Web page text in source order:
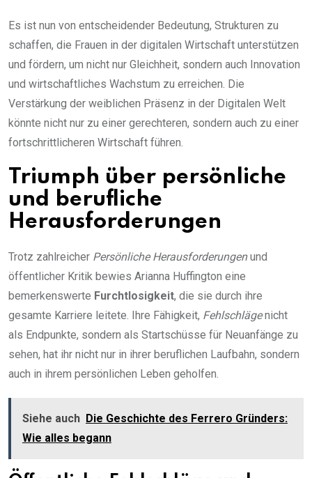
Es ist nun von entscheidender Bedeutung, Strukturen zu
schaffen, die Frauen in der digitalen Wirtschaft unterstützen
und fördern, um nicht nur Gleichheit, sondern auch Innovation
und wirtschaftliches Wachstum zu erreichen. Die
Verstärkung der weiblichen Präsenz in der Digitalen Welt
könnte nicht nur zu einer gerechteren, sondern auch zu einer
fortschrittlicheren Wirtschaft führen.
Triumph über persönliche
und berufliche
Herausforderungen
Trotz zahlreicher Persönliche Herausforderungenund
öffentlicher Kritik bewies Arianna Huffington eine
bemerkenswerte Furchtlosigkeit, die sie durch ihre
gesamte Karriere leitete. Ihre Fähigkeit, Fehlschlägenicht
als Endpunkte, sondern als Startschüsse für Neuanfänge zu
sehen, hat ihr nicht nur in ihrer beruflichen Laufbahn, sondern
auch in ihrem persönlichen Leben geholfen.
Siehe auch Die Geschichte des Ferrero Gründers:
Wie alles begann